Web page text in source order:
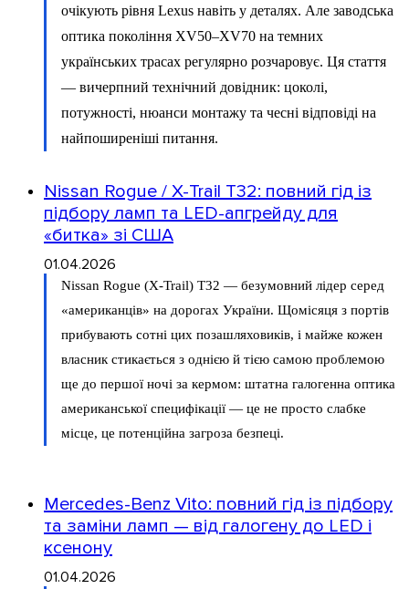
очікують рівня Lexus навіть у деталях. Але заводська
оптика покоління XV50–XV70 на темних
українських трасах регулярно розчаровує. Ця стаття
— вичерпний технічний довідник: цоколі,
потужності, нюанси монтажу та чесні відповіді на
найпоширеніші питання.
Nissan Rogue / X-Trail T32: повний гід із
підбору ламп та LED-апгрейду для
«битка» зі США
01.04.2026
Nissan Rogue (X-Trail) T32 — безумовний лідер серед
«американців» на дорогах України. Щомісяця з портів
прибувають сотні цих позашляховиків, і майже кожен
власник стикається з однією й тією самою проблемою
ще до першої ночі за кермом: штатна галогенна оптика
американської специфікації — це не просто слабке
місце, це потенційна загроза безпеці.
Mercedes-Benz Vito: повний гід із підбору
та заміни ламп — від галогену до LED і
ксенону
01.04.2026